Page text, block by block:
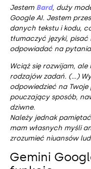
Jestem Bard, duży
Google AI. Jestem
danych tekstu i kodu,
tłumaczyć języki,
odpowiadać na
Wciąż się rozwijam,
rodzajów zadań. (…)
odpowiedzieć na
pouczający sposób,
dziwne.
Należy jednak
mam własnych myśli
zrozumieć niuansów
Gemini